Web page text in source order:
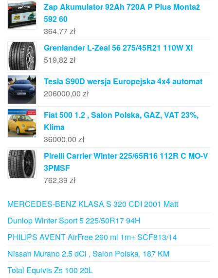
Zap Akumulator 92Ah 720A P Plus Montaż
592 60
364,77zł
Grenlander L-Zeal 56 275/45R21 110W Xl
519,82 zł
Tesla S90D wersja Europejska 4x4 automat
206000,00 zł
Fiat 500 1.2 , Salon Polska, GAZ, VAT 23%,
Klima
36000,00 zł
Pirelli Carrier Winter 225/65R16 112R C MO-V
3PMSF
762,39 zł
MERCEDES-BENZ KLASA S 320 CDI 2001 Matt
Dunlop Winter Sport 5 225/50R17 94H
PHILIPS AVENT AirFree 260 ml 1m+ SCF813/14
Nissan Murano 2.5 dCi , Salon Polska, 187 KM
Total Equivis Zs 100 20L